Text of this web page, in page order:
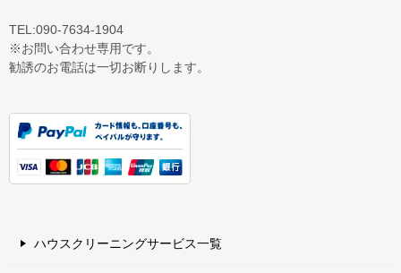
TEL:090-7634-1904
※お問い合わせ専用です。
勧誘のお電話は一切お断りします。
ハウスクリーニングサービス一覧